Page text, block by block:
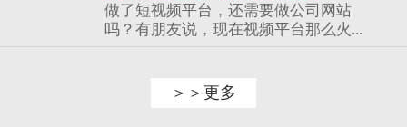
做了短视频平台，还需要做公司网站
吗？有朋友说，现在视频平台那么火...
＞＞更多